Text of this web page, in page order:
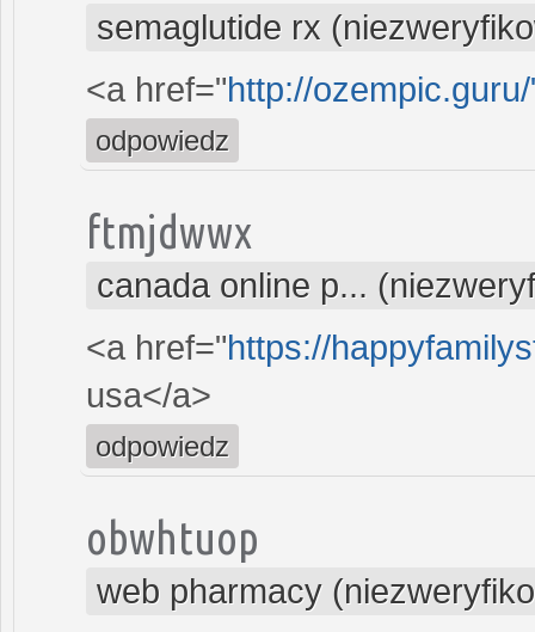
semaglutide rx
<a href="http://
odpowiedz
ftmjdwwx
canada online p...
<a href="https://
usa</a>
odpowiedz
obwhtuop
web pharmacy